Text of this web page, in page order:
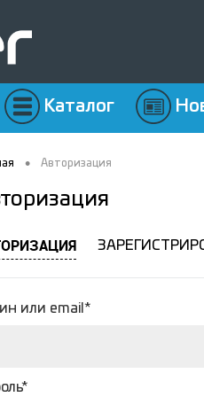
Каталог
• Авторизация
или email*